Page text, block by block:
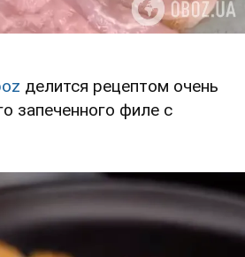
делится рецептом очень
запеченного филе с